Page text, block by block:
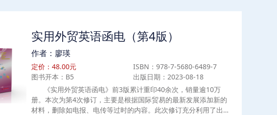
实用外贸英语函电（第4版）
作者：廖瑛
定价：48.00元
ISBN：978-7-5680-6489-7
图书开本：B5
出版日期：2023-08-18
《实用外贸英语函电》前3版累计重印40余次，销量逾10万
册。本次为第4次修订，主要是根据国际贸易的最新发展添加新的
材料，删除如电报、电传等过时的内容。此次修订充分利用了出版